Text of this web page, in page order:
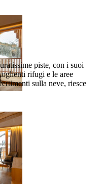
piste, con i suoi
rifugi e le aree
sulla neve, riesce